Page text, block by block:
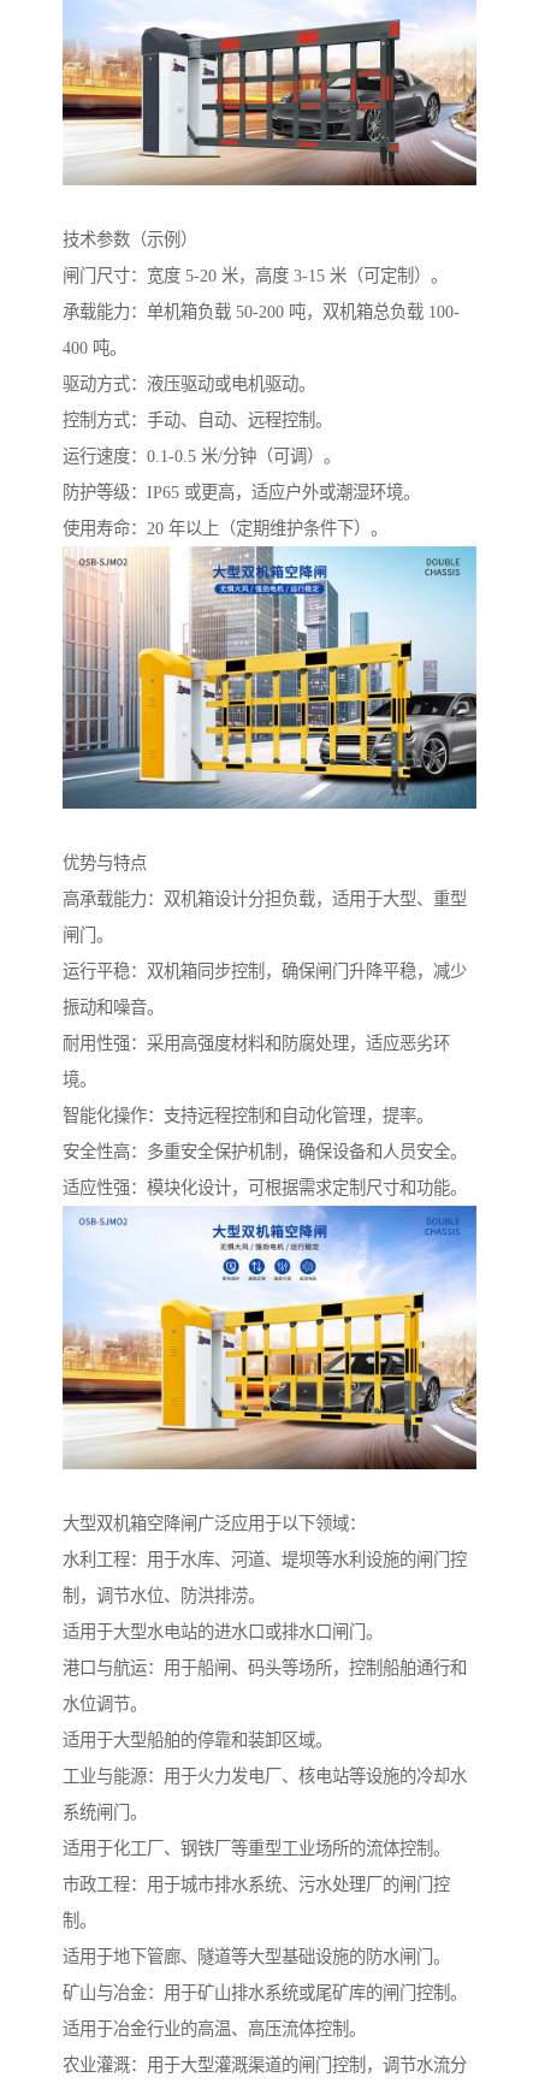
技术参数（示例）
闸门尺寸：宽度 5-20 米，高度 3-15 米（可定制）。
承载能力：单机箱负载 50-200 吨，双机箱总负载 100-
400 吨。
驱动方式：液压驱动或电机驱动。
控制方式：手动、自动、远程控制。
运行速度：0.1-0.5 米/分钟（可调）。
防护等级：IP65 或更高，适应户外或潮湿环境。
使用寿命：20 年以上（定期维护条件下）。
优势与特点
高承载能力：双机箱设计分担负载，适用于大型、重型
闸门。
运行平稳：双机箱同步控制，确保闸门升降平稳，减少
振动和噪音。
耐用性强：采用高强度材料和防腐处理，适应恶劣环
境。
智能化操作：支持远程控制和自动化管理，提率。
安全性高：多重安全保护机制，确保设备和人员安全。
适应性强：模块化设计，可根据需求定制尺寸和功能。
大型双机箱空降闸广泛应用于以下领域：
水利工程：用于水库、河道、堤坝等水利设施的闸门控
制，调节水位、防洪排涝。
适用于大型水电站的进水口或排水口闸门。
港口与航运：用于船闸、码头等场所，控制船舶通行和
水位调节。
适用于大型船舶的停靠和装卸区域。
工业与能源：用于火力发电厂、核电站等设施的冷却水
系统闸门。
适用于化工厂、钢铁厂等重型工业场所的流体控制。
市政工程：用于城市排水系统、污水处理厂的闸门控
制。
适用于地下管廊、隧道等大型基础设施的防水闸门。
矿山与冶金：用于矿山排水系统或尾矿库的闸门控制。
适用于冶金行业的高温、高压流体控制。
农业灌溉：用于大型灌溉渠道的闸门控制，调节水流分